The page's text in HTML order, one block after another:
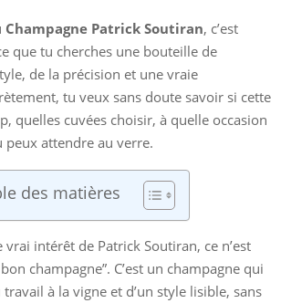
Champagne Patrick Soutiran, c’est
que tu cherches une bouteille de
de la précision et une vraie
tu veux sans doute savoir si cette
quelles cuvées choisir, à quelle occasion
peux attendre au verre.
des matières
intérêt de Patrick Soutiran, ce n’est
champagne”. C’est un champagne qui
à la vigne et d’un style lisible, sans